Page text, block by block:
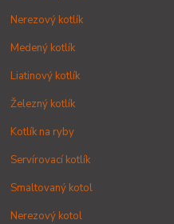
Nerezový kotlík
Medený kotlík
Liatinový kotlík
Železný kotlík
Kotlík na ryby
Servírovací kotlík
Smaltovaný kotol
Nerezový kotol